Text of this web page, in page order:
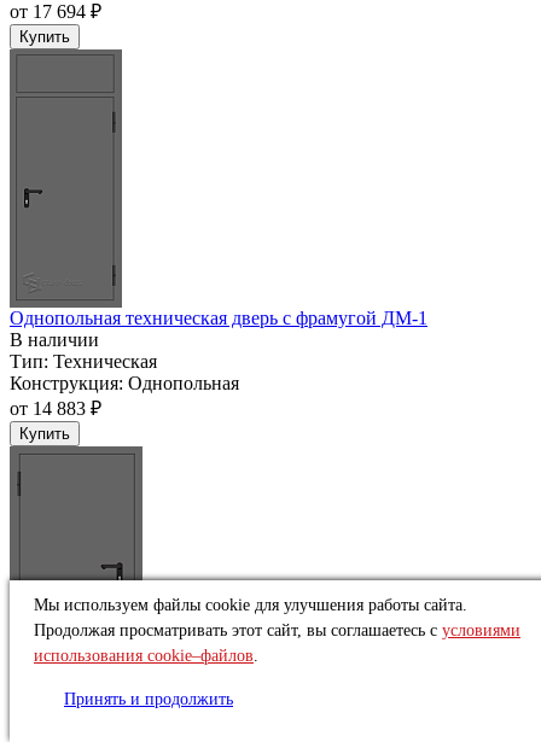
от 17 694 ₽
Купить
Однопольная техническая дверь c фрамугой ДМ-1
В наличии
Тип: Техническая
Конструкция: Однопольная
от 14 883 ₽
Купить
Однопольная техническая дверь ДМ-1
Мы используем файлы cookie для улучшения работы сайта.
Продолжая просматривать этот сайт, вы соглашаетесь с условиями
использования cookie–файлов.
Принять и продолжить